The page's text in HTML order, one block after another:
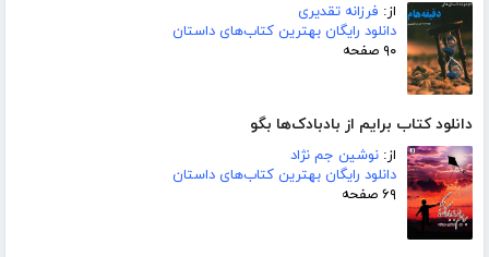
از: فرزانه تقدیری
دانلود رایگان بهترین کتاب‌های داستان
۹۰ صفحه
دانلود کتاب برایم از بادبادک‌ها بگو
از: نوشین جم نژاد
دانلود رایگان بهترین کتاب‌های داستان
۶۹ صفحه